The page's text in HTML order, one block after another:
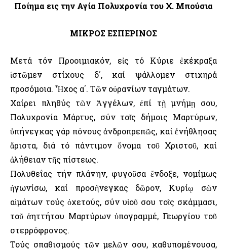
Ποίημα εις την Αγία Πολυχρονία του Χ. Μπούσια
ΜΙΚΡΟΣ ΕΣΠΕΡΙΝΟΣ
Μετά τόν Προοιμιακόν, εἰς τό Κύριε ἐκέκραξα
ἱστῶμεν στίχους δ΄, καί ψάλλομεν στιχηρά
προσόμοια. Ἦχος α΄. Τῶν οὐρανίων ταγμάτων.
Χαίρει πληθύς τῶν Ἀγγέλων, ἐπί τῇ μνήμῃ σου,
Πολυχρονία Μάρτυς, σύν τοῖς δήμοις Μαρτύρων,
ὑπήνεγκας γάρ πόνους ἀνδροπρεπῶς, καί ἐνήθλησας
ἄριστα, διά τό πάντιμον ὄνομα τοῦ Χριστοῦ, καί
ἀλήθειαν τῆς πίστεως.
Πολυθεΐας τήν πλάνην, φυγοῦσα ἔνδοξε, νομίμως
ἠγωνίσω, καί προσῆνεγκας δῶρον, Κυρίῳ σῶν
αἱμάτων τούς ὀχετούς, σύν υἱοῦ σου τοῖς σκάμμασι,
τοῦ ἀηττήτου Μαρτύρων ὑπογραμμέ, Γεωργίου τοῦ
στερρόφρονος.
Τούς σπαθισμούς τῶν μελῶν σου, καθυπομένουσα,